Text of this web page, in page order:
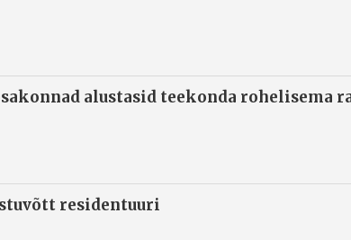
alustasid teekonda rohelisema
residentuuri